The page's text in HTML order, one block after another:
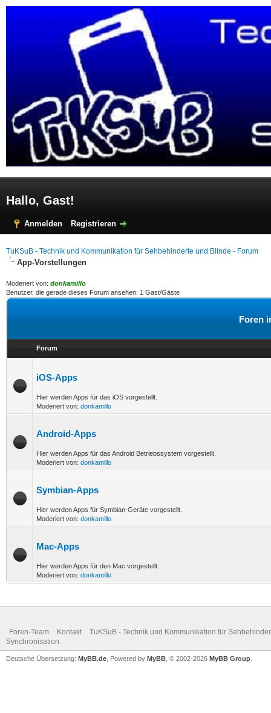
Hallo, Gast!
Anmelden Registrieren
TuKSuB - Technik und Kommunikation für Sehbehinderte und Blinde - Forum
App-Vorstellungen
Moderiert von: donkamillo
Benutzer, die gerade dieses Forum ansehen: 1 Gast/Gäste
Foren
Forum
iOS-Apps
Hier werden Apps für das iOS vorgestellt.
Moderiert von: donkamillo
Android-Apps
Hier werden Apps für das Android Betriebssystem vorgestellt.
Moderiert von: donkamillo
Symbian-Apps
Hier werden Apps für Symbian-Geräte vorgestellt.
Moderiert von: donkamillo
Mac-Apps
Hier werden Apps für den Mac vorgestellt.
Moderiert von: donkamillo
Foren-Team Kontakt
TuKSuB - Technik und Kommunikation für
Synchronisation
Deutsche Übersetzung: MyBB.de , Powered by MyBB , © 2002-2026 MyBB Group